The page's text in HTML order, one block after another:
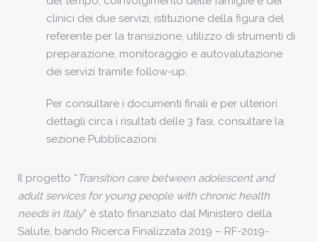
clinici dei due servizi, istituzione della figura del
referente per la transizione, utilizzo di strumenti di
preparazione, monitoraggio e autovalutazione
dei servizi tramite follow-up.
Per consultare i documenti finali e per ulteriori
dettagli circa i risultati delle 3 fasi, consultare la
sezione Pubblicazioni.
Il progetto “ Transition care between adolescent and
adult services for young people with chronic health
needs in Italy” è stato finanziato dal Ministero della
Salute, bando Ricerca Finalizzata 2019 – RF-2019-